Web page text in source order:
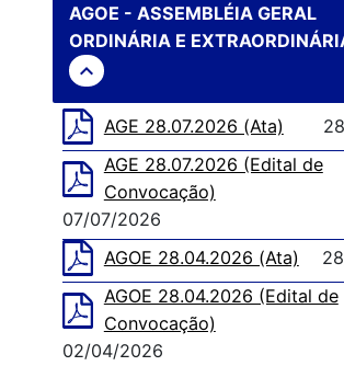
AGOE - ASSEMBLÉIA GERAL
ORDINÁRIA E
expand_less
AGE 28.07.2026 (Ata)
AGE 28.07.2026 (Edital de
Convocação)
07/07/2026
AGOE 28.04.2026 (Ata)
AGOE 28.04.2026 (Edital de
Convocação)
02/04/2026